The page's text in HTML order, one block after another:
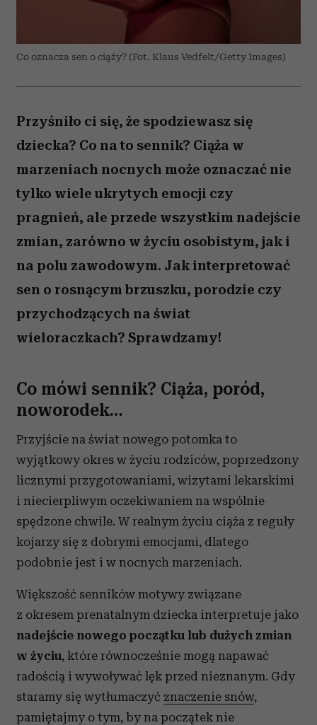
Co oznacza sen o ciąży? (Fot. Klaus Vedfelt/Getty Images)
Przyśniło ci się, że spodziewasz się
dziecka? Co na to sennik? Ciąża w
marzeniach nocnych może oznaczać nie
tylko wiele ukrytych emocji czy
pragnień, ale przede wszystkim nadejście
zmian, zarówno w życiu osobistym, jak i
na polu zawodowym. Jak interpretować
sen o rosnącym brzuszku, porodzie czy
przychodzących na świat
wieloraczkach? Sprawdzamy!
Co mówi sennik? Ciąża, poród,
noworodek…
Przyjście na świat nowego potomka to
wyjątkowy okres w życiu rodziców, poprzedzony
licznymi przygotowaniami, wizytami lekarskimi
i niecierpliwym oczekiwaniem na wspólnie
spędzone chwile. W realnym życiu ciąża z reguły
kojarzy się z dobrymi emocjami, dlatego
podobnie jest i w nocnych marzeniach.
Większość senników motywy związane
z okresem prenatalnym dziecka interpretuje jako
nadejście nowego początku lub dużych zmian
w życiu, które równocześnie mogą napawać
radością i wywoływać lęk przed nieznanym. Gdy
staramy się wytłumaczyć znaczenie snów,
pamiętajmy o tym, by na początek nie